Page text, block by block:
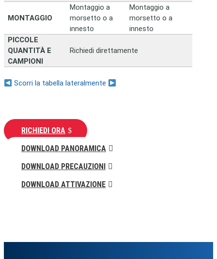
MONTAGGIO
Montaggio a
morsetto o a
innesto
Montaggio a
morsetto o a
innesto
PICCOLE
QUANTITÀ E
CAMPIONI
Richiedi direttamente
Scorri la tabella lateralmente
RICHIEDI ORA
DOWNLOAD PANORAMICA
DOWNLOAD PRECAUZIONI
DOWNLOAD ATTIVAZIONE